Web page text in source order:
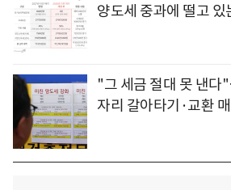
양도세 중과에 떨고 있
"그 세금 절대 못 낸다
자리 갈아타기·교환